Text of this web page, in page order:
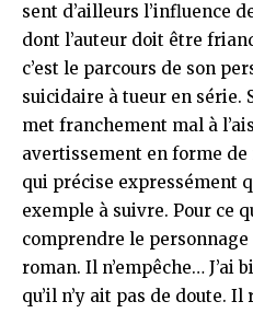
sent d’ailleurs l’influence
dont l’auteur doit être
c’est le parcours de son
suicidaire à tueur en série.
met franchement mal à
avertissement en forme de
qui précise expressément
exemple à suivre. Pour ce
comprendre le personnage
roman. Il n’empêche… J’ai
qu’il n’y ait pas de doute.